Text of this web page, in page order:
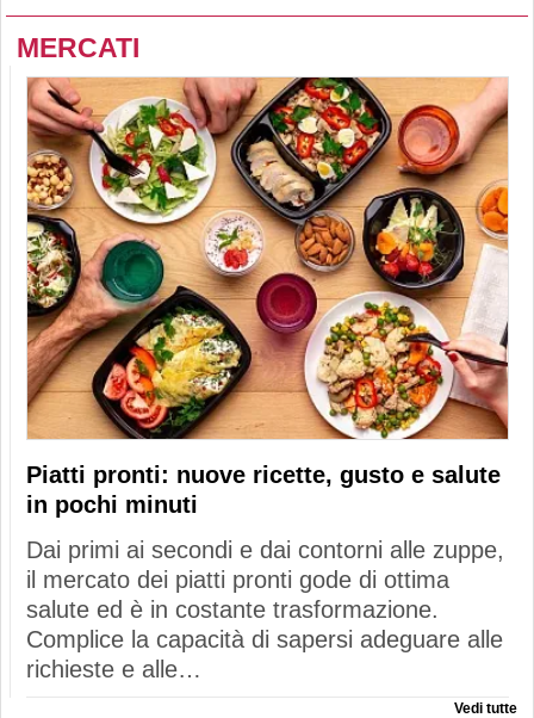
MERCATI
Piatti pronti: nuove ricette, gusto e salute
in pochi minuti
Dai primi ai secondi e dai contorni alle zuppe,
il mercato dei piatti pronti gode di ottima
salute ed è in costante trasformazione.
Complice la capacità di sapersi adeguare alle
richieste e alle…
Vedi tutte